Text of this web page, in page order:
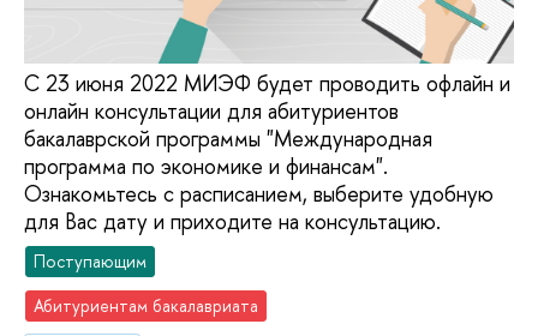
С 23 июня 2022 МИЭФ будет проводить офлайн и
онлайн консультации для абитуриентов
бакалаврской программы "Международная
программа по экономике и финансам".
Ознакомьтесь с расписанием, выберите удобную
для Вас дату и приходите на консультацию.
Поступающим
Абитуриентам бакалавриата